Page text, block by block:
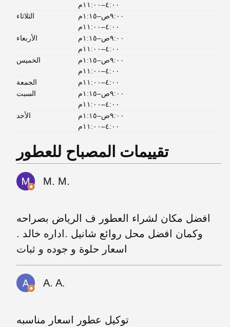
٤:٠٠–١١:٠٠م
الثلاثاء
٩:٠٠ص–١:١٥م
٤:٠٠–١١:٠٠م
الأربعاء
٩:٠٠ص–١:١٥م
٤:٠٠–١١:٠٠م
الخميس
٩:٠٠ص–١:١٥م
٤:٠٠–١١:٠٠م
الجمعة
٤:٠٠–١١:٠٠م
السبت
٩:٠٠ص–١:١٥م
٤:٠٠–١١:٠٠م
الأحد
٩:٠٠ص–١:١٥م
٤:٠٠–١١:٠٠م
تقييمات المصباح للعطور
M. M.
افضل مكان لشراء العطور ف الرياض بصراحه
وكمان افضل محل روائع شانيل .اداره خالد .
اسعار حلوة و جوده و ثبات
A. A.
توكيل عطور اسعار مناسبه